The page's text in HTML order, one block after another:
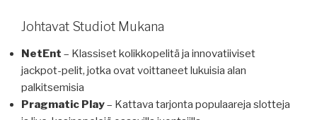
Johtavat Studiot Mukana
NetEnt – Klassiset kolikkopelitä ja innovatiiviset
jackpot-pelit, jotka ovat voittaneet lukuisia alan
palkitsemisia
Pragmatic Play– Kattava tarjonta populaareja slotteja